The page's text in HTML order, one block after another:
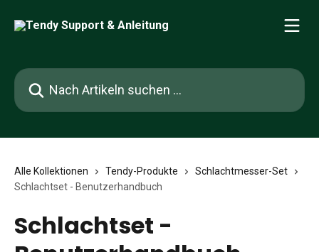
Nach Artikeln suchen …
Alle Kollektionen Tendy-Produkte
Schlachtmesser-Set
Schlachtset - Benutzerhandbuch
Schlachtset -